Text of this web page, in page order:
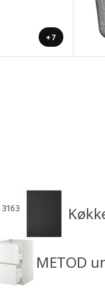
+7
3163
METOD